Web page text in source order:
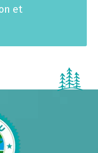
et